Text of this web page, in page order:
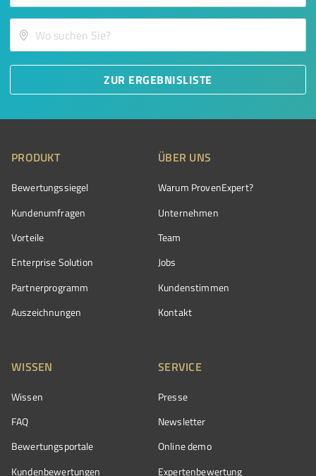
ZUR ERGEBNISLISTE
PRODUKT
Bewertungssiegel
Kundenumfragen
Vorteile
Enterprise Solution
Partnerprogramm
Auszeichnungen
ÜBER UNS
Warum ProvenExpert?
Unternehmen
Team
Jobs
Kundenstimmen
Kontakt
WISSEN
Wissen
FAQ
Bewertungsportale
Kundenbewertungen
SERVICE
Presse
Newsletter
Online demo
Expertenbewertung